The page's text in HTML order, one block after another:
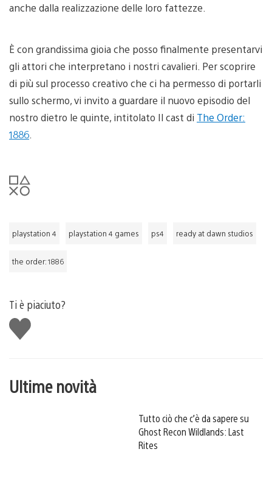
anche dalla realizzazione delle loro fattezze.
È con grandissima gioia che posso finalmente presentarvi
gli attori che interpretano i nostri cavalieri. Per scoprire
di più sul processo creativo che ci ha permesso di portarli
sullo schermo, vi invito a guardare il nuovo episodio del
nostro dietro le quinte, intitolato Il cast di The Order:
1886
playstation 4 playstation 4 games ps4 ready at dawn studios
the order: 1886
Ti è piaciuto?
Mi
piace
Ultime novità
Tutto ciò che c’è da sapere su
Ghost Recon Wildlands: Last
Rites